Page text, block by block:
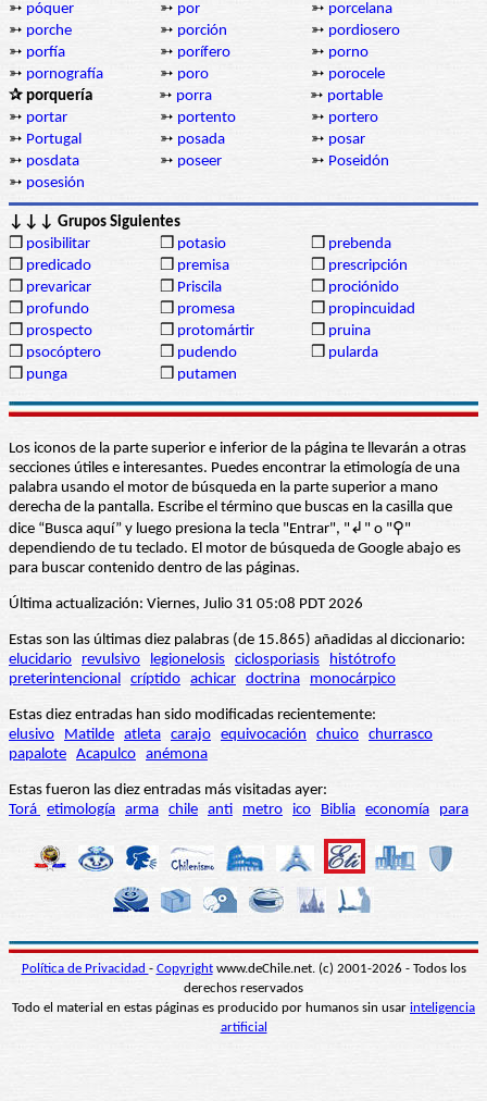
➳ póquer ➳ por ➳ porcelana
➳ porche ➳ porción ➳ pordiosero
➳ porfía ➳ porífero ➳ porno
➳ pornografía ➳ poro ➳ porocele
✰ porquería
➳ porra ➳ portable
➳ portar ➳ portento ➳ portero
➳ Portugal ➳ posada ➳ posar
➳ posdata ➳ poseer ➳ Poseidón
➳ posesión
↓↓↓ Grupos Siguientes
❒ posibilitar ❒ potasio ❒ prebenda
❒ predicado ❒ premisa ❒ prescripción
❒ prevaricar ❒ Priscila ❒ prociónido
❒ profundo ❒ promesa ❒ propincuidad
❒ prospecto ❒ protomártir ❒ pruina
❒ psocóptero ❒ pudendo ❒ pularda
❒ punga ❒ putamen
Los iconos de la parte superior e inferior de la página te llevarán a otras
secciones útiles e interesantes. Puedes encontrar la etimología de una
palabra usando el motor de búsqueda en la parte superior a mano
derecha de la pantalla. Escribe el término que buscas en la casilla que
dice “Busca aquí” y luego presiona la tecla "Entrar", "↲" o "⚲"
dependiendo de tu teclado. El motor de búsqueda de Google abajo es
para buscar contenido dentro de las páginas.
Última actualización: Viernes, Julio 31 05:08 PDT 2026
Estas son las últimas diez palabras (de 15.865) añadidas al diccionario:
elucidario
revulsivo legionelosis ciclosporiasis
histótrofo
preterintencional críptido achicar doctrina monocárpico
Estas diez entradas han sido modificadas recientemente:
elusivo
Matilde atleta carajo equivocación chuico churrasco
papalote Acapulco anémona
Estas fueron las diez entradas más visitadas ayer:
Torá etimología arma chile anti metro ico Biblia economía para
Política de Privacidad - Copyrightwww.deChile.net. (c) 2001-2026 - Todos los
derechos reservados
Todo el material en estas páginas es producido por humanos sin usar inteligencia
artificial